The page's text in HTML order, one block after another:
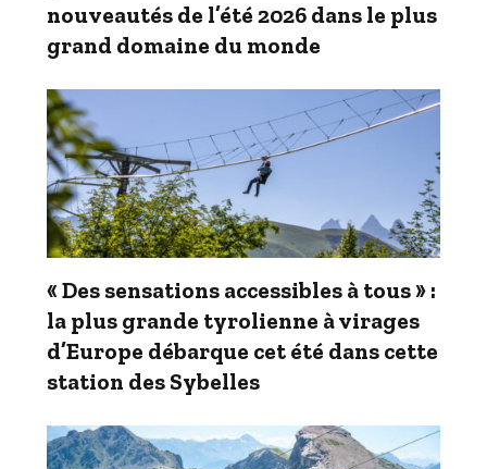
nouveautés de l’été 2026 dans le plus
grand domaine du monde
« Des sensations accessibles à tous » :
la plus grande tyrolienne à virages
d’Europe débarque cet été dans cette
station des Sybelles